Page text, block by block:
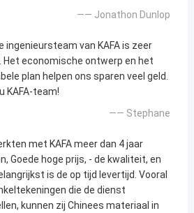
—— Jonathon Dunlop
ingenieursteam van KAFA is zeer
Het economische ontwerp en het
plan helpen ons sparen veel geld.
KAFA-team!
—— Stephane
met KAFA meer dan 4 jaar
Goede hoge prijs, - de kwaliteit, en
is de op tijd levertijd. Vooral
die de dienst
kunnen zij Chinees materiaal in